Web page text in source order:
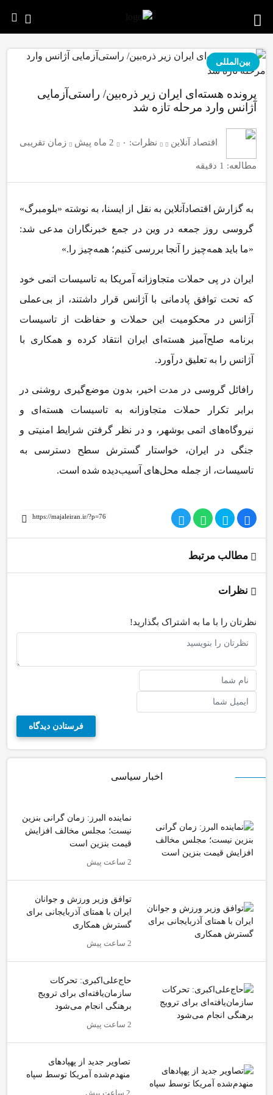
بین‌المللی
پرونده هسته‌ای ایران زیر ذره‌بین/ راستی‌آزمایی
آژانس وارد مرحله تازه شد
اقتصاد آنلاین نظرات: ۰ 2 ماه پیش زمان تقریبی
مطالعه: 1 دقیقه
به گزارش اقتصادآنلاین به نقل از ایسنا، به نوشته «بلومبرگ»
گروسی روز جمعه در وین در جمع خبرنگاران مدعی شد:
«ما باید همه‌چیز را آنجا بررسی کنیم؛ همه‌چیز را.»
ایران در پی حملات متجاوزانه آمریکا به تاسیسات اتمی خود
که تحت توافق پادمانی با آژانس قرار داشتند، از بی‌عملی
آژانس در محکومیت این حملات و حفاظت از تاسیسات
برنامه صلح‌آمیز هسته‌ای ایران انتقاد کرده و همکاری با
آژانس را به تعلیق درآورد.
رافائل گروسی در مدت اخیر، بدون موضع‌گیری روشنی در
برابر تکرار حملات متجاوزانه به تاسیسات هسته‌ای و
نیروگاه‌های اتمی بوشهر، و در نظر گرفتن شرایط امنیتی و
جنگی در ایران، خواستار گسترش سطح دسترسی به
تاسیسات، از جمله محل‌های آسیب‌دیده شده است.
مطالب مرتبط
نظرات
نظرتان را با ما به اشتراک بگذارید!
اخبار سیاسی
نماینده البرز: زمان گرانی بنزین
نیست؛ مجلس مخالف افزایش
قیمت بنزین است
2 ساعت پیش
توافق وزیر ورزش و جوانان
ایران با همتای آذربایجانی برای
گسترش همکاری
2 ساعت پیش
حاج‌علی‌اکبری: تحرکات
سازمان‌یافته‌ای برای ترویج
برهنگی انجام می‌شود
2 ساعت پیش
تصاویر جدید از پهپادهای
منهدم‌شده آمریکا توسط سپاه
2 ساعت پیش